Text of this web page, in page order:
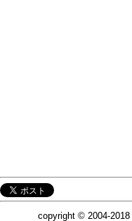
copyright © 2004-2018